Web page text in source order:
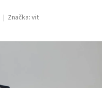
Značka: vit